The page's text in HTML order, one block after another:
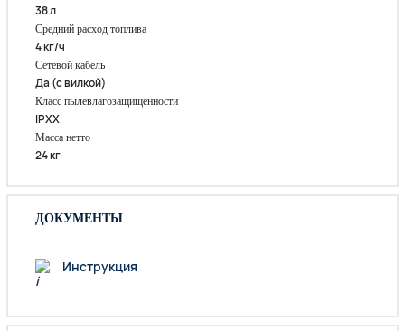
38 л
Средний расход топлива
4 кг/ч
Сетевой кабель
Да (с вилкой)
Класс пылевлагозащищенности
IPXX
Масса нетто
24 кг
ДОКУМЕНТЫ
Инструкция